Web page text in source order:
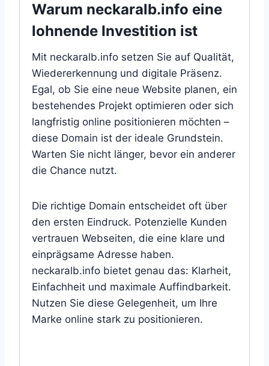
Warum neckaralb.info eine
lohnende Investition ist
Mit neckaralb.info setzen Sie auf Qualität,
Wiedererkennung und digitale Präsenz.
Egal, ob Sie eine neue Website planen, ein
bestehendes Projekt optimieren oder sich
langfristig online positionieren möchten –
diese Domain ist der ideale Grundstein.
Warten Sie nicht länger, bevor ein anderer
die Chance nutzt.
Die richtige Domain entscheidet oft über
den ersten Eindruck. Potenzielle Kunden
vertrauen Webseiten, die eine klare und
einprägsame Adresse haben.
neckaralb.info bietet genau das: Klarheit,
Einfachheit und maximale Auffindbarkeit.
Nutzen Sie diese Gelegenheit, um Ihre
Marke online stark zu positionieren.